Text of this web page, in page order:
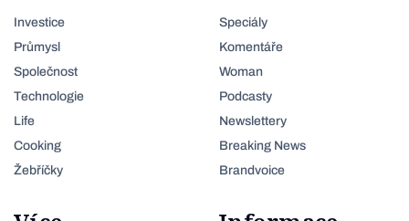
Investice
Průmysl
Společnost
Technologie
Life
Cooking
Žebříčky
Speciály
Komentáře
Woman
Podcasty
Newslettery
Breaking News
Brandvoice